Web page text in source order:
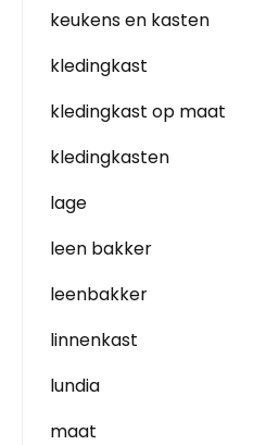
keukens en kasten
kledingkast
kledingkast op maat
kledingkasten
lage
leen bakker
leenbakker
linnenkast
lundia
maat